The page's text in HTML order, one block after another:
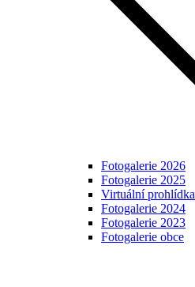
Fotogalerie 2026
Fotogalerie 2025
Virtuální prohlídka
Fotogalerie 2024
Fotogalerie 2023
Fotogalerie obce